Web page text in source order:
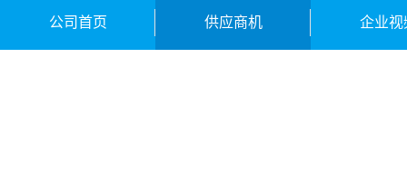
公司首页 供应商机 企业视